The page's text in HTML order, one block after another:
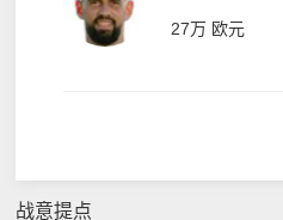
27万 欧元
战意提点